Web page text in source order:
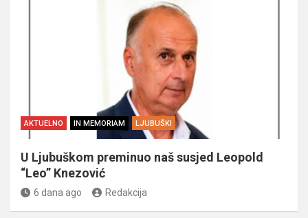
AKTUELNO IN MEMORIAM LJUBUŠKI
U Ljubuškom preminuo naš susjed Leopold
“Leo” Knezović
6 dana ago Redakcija